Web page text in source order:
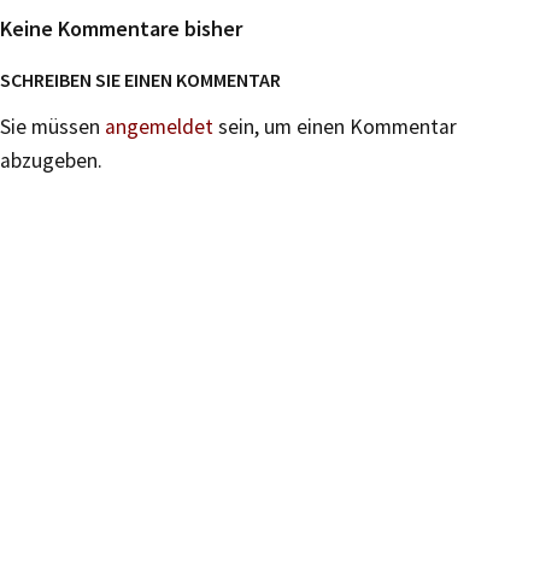
Keine Kommentare bisher
SCHREIBEN SIE EINEN KOMMENTAR
Sie müssen angemeldetsein, um einen Kommentar
abzugeben.